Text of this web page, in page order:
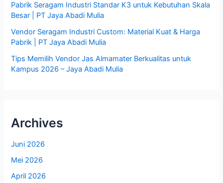
Pabrik Seragam Industri Standar K3 untuk Kebutuhan Skala
Besar | PT Jaya Abadi Mulia
Vendor Seragam Industri Custom: Material Kuat & Harga
Pabrik | PT Jaya Abadi Mulia
Tips Memilih Vendor Jas Almamater Berkualitas untuk
Kampus 2026 – Jaya Abadi Mulia
Archives
Juni 2026
Mei 2026
April 2026